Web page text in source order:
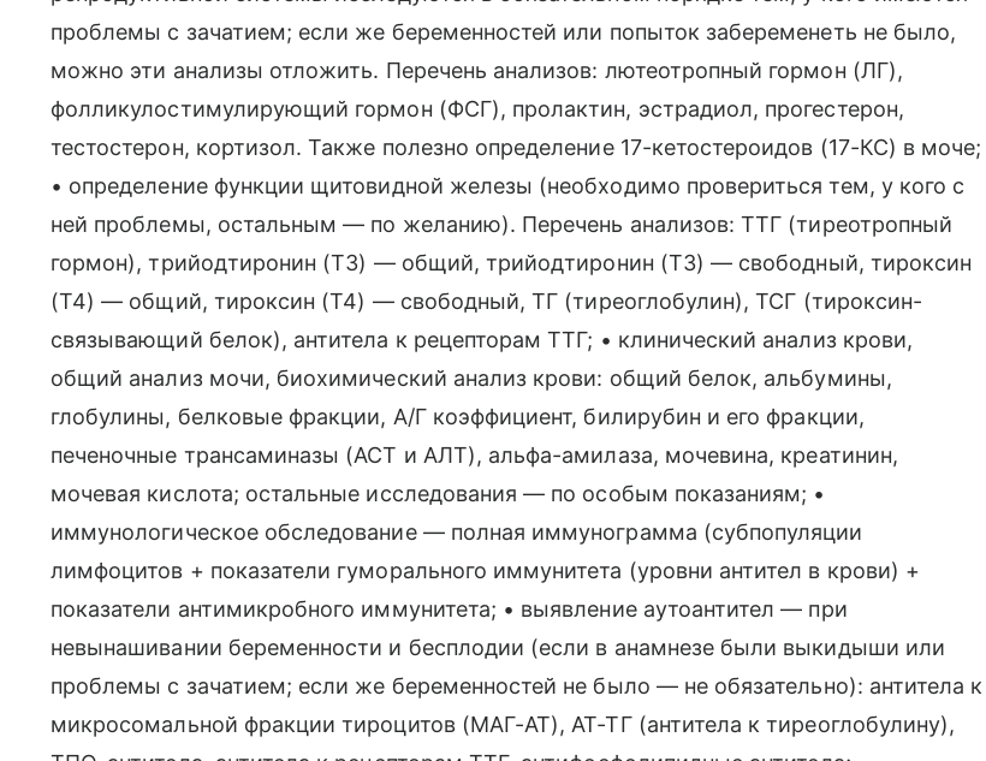
проблемы с зачатием; если же беременностей или попыток забеременеть не было,
можно эти анализы отложить. Перечень анализов: лютеотропный гормон (ЛГ),
фолликулостимулирующий гормон (ФСГ), пролактин, эстрадиол, прогестерон,
тестостерон, кортизол. Также полезно определение 17-кетостероидов (17-КС) в моче;
• определение функции щитовидной железы (необходимо провериться тем, у кого с
ней проблемы, остальным — по желанию). Перечень анализов: ТТГ (тиреотропный
гормон), трийодтиронин (Т3) — общий, трийодтиронин (Т3) — свободный, тироксин
(Т4) — общий, тироксин (Т4) — свободный, ТГ (тиреоглобулин), ТСГ (тироксин-
связывающий белок), антитела к рецепторам ТТГ; • клинический анализ крови,
общий анализ мочи, биохимический анализ крови: общий белок, альбумины,
глобулины, белковые фракции, А/Г коэффициент, билирубин и его фракции,
печеночные трансаминазы (АСТ и АЛТ), альфа-амилаза, мочевина, креатинин,
мочевая кислота; остальные исследования — по особым показаниям; •
иммунологическое обследование — полная иммунограмма (субпопуляции
лимфоцитов + показатели гуморального иммунитета (уровни антител в крови) +
показатели антимикробного иммунитета; • выявление аутоантител — при
невынашивании беременности и бесплодии (если в анамнезе были выкидыши или
проблемы с зачатием; если же беременностей не было — не обязательно): антитела к
микросомальной фракции тироцитов (МАГ-АТ), АТ-ТГ (антитела к тиреоглобулину),